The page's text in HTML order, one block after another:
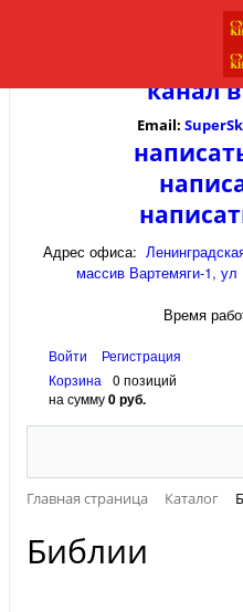
канал в
Email:
Адрес офиса:
массив Вартемяги-1,
Время
Войти
Регистрация
Корзина
0 позиций
на сумму0 руб.
Главная страница Каталог
Библии